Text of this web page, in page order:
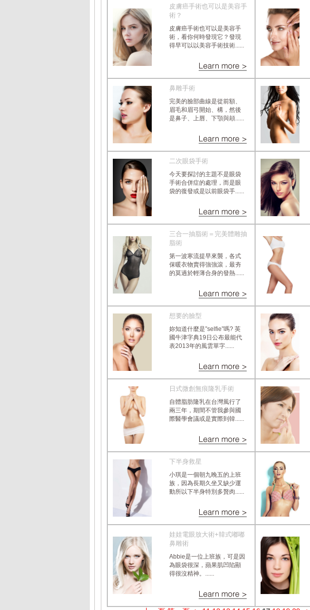
皮膚癌手術也可以是美容手
術？
皮膚癌手術也可以是美容手
術，看你何時發現它？發現
得早可以以美容手術技術......
鼻雕手術
完美的臉部曲線是從前額、
眉毛和眉弓開始、構，然後
是鼻子、上唇、下顎與頦......
二次眼袋手術
今天要探討的主題不是眼袋
手術合併症的處理，而是眼
袋的復發或是以前眼袋手......
三合一抽脂術＝完美體雕抽
脂術
第一波寒流提早來襲，各式
保暖衣物賣得強強滾，最夯
的莫過於輕薄合身的發熱......
想要的臉型
妳知道什麼是”selfie”嗎? 英
國牛津字典19日公布最能代
表2013年的風雲單字......
日式微創無痕隆乳手術
自體脂肪隆乳在台灣風行了
兩三年，期間不管我參與國
際醫學會議或是實際到韓......
下半身救星
小琪是一個朝九晚五的上班
族，因為長期久坐又缺少運
動所以下半身特別多贅肉......
娃娃電眼放大術+韓式嘟嘟
鼻雕術
Abbie是一位上班族，可是因
為眼袋很深，蘋果肌凹陷顯
得很沒精神。......